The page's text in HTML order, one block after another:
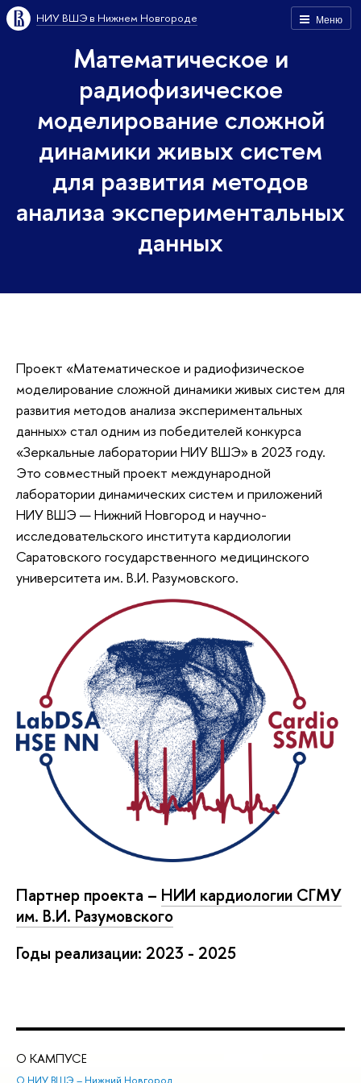
Меню
НИУ ВШЭ в Нижнем Новгороде
Математическое и
радиофизическое
моделирование сложной
динамики живых систем
для развития методов
анализа экспериментальных
данных
Проект «Математическое и радиофизическое
моделирование сложной динамики живых систем для
развития методов анализа экспериментальных
данных» стал одним из победителей конкурса
«Зеркальные лаборатории НИУ ВШЭ» в 2023 году.
Это совместный проект международной
лаборатории динамических систем и приложений
НИУ ВШЭ — Нижний Новгород и научно-
исследовательского института кардиологии
Саратовского государственного медицинского
университета им. В.И. Разумовского.
Партнер проекта – НИИ кардиологии СГМУ
им. В.И. Разумовского
Годы реализации: 2023 - 2025
О КАМПУСЕ